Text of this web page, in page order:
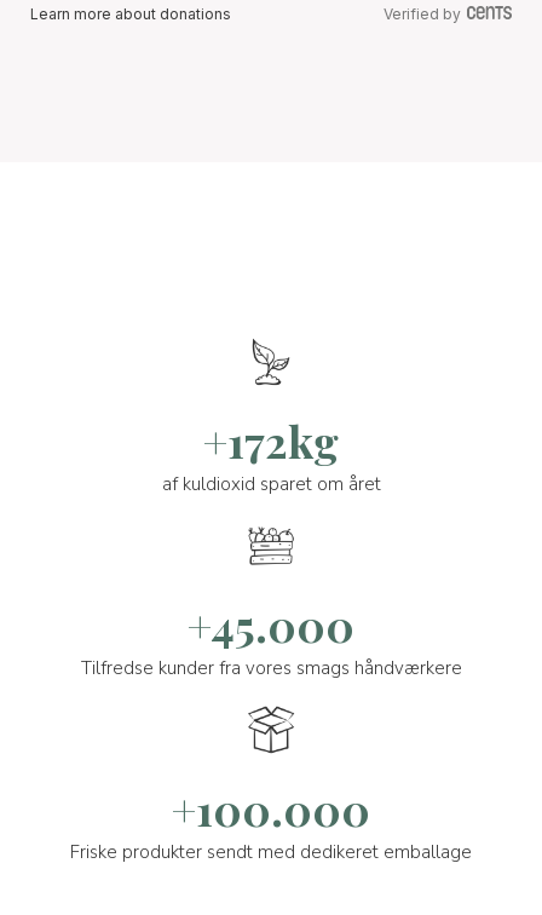
Learn more about donations Verified by
+172kg
af kuldioxid sparet om året
+45.000
Tilfredse kunder fra vores smags håndværkere
+100.000
Friske produkter sendt med dedikeret emballage